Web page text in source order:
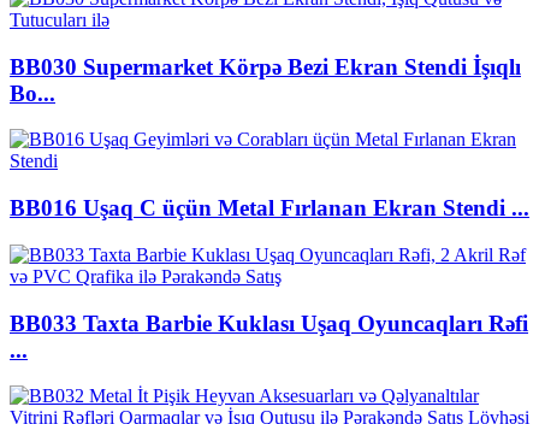
BB030 Supermarket Körpə Bezi Ekran Stendi İşıqlı
Bo...
BB016 Uşaq C üçün Metal Fırlanan Ekran Stendi ...
BB033 Taxta Barbie Kuklası Uşaq Oyuncaqları Rəfi
...